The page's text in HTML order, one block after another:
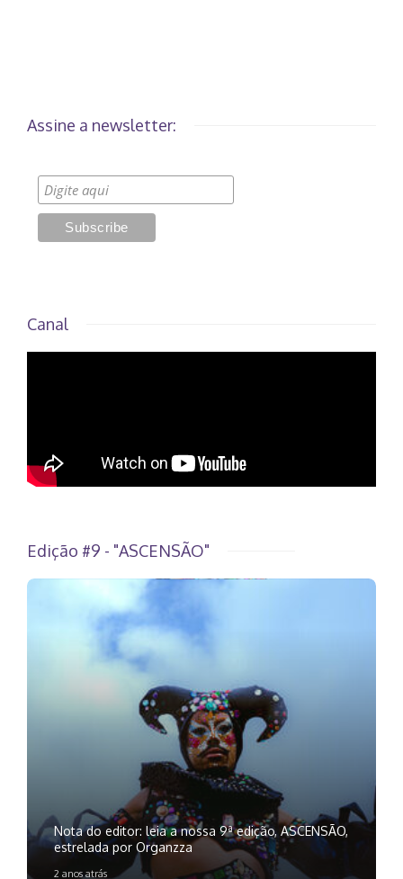
Assine a newsletter:
Canal
Edição #9 - "ASCENSÃO"
Nota do editor: leia a nossa 9ª edição, ASCENSÃO,
estrelada por Organzza
2 anos atrás